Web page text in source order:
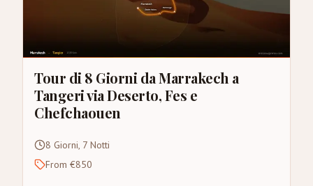
Tour di 8 Giorni da Marrakech a
Tangeri via Deserto, Fes e
Chefchaouen
8 Giorni, 7 Notti
From €850